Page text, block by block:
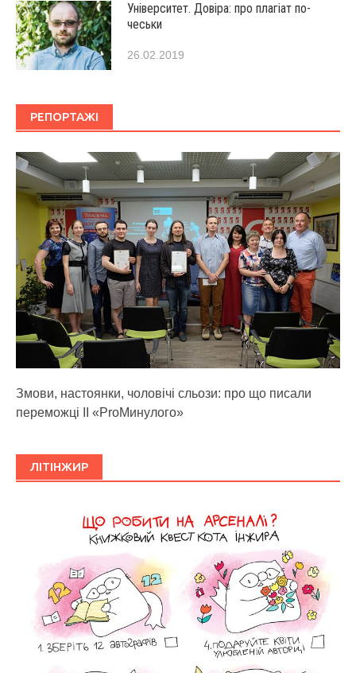
Університет. Довіра: про плагіат по-
чеськи
26.02.2019
РЕПОРТАЖІ
Змови, настоянки, чоловічі сльози: про що писали
переможці ІІ «ProМинулого»
ЛІТІНЖИР